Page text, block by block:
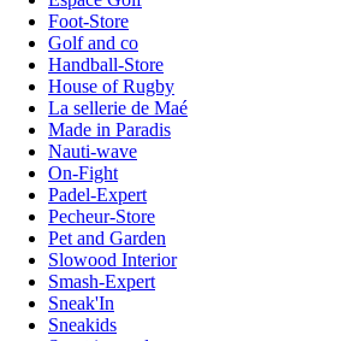
Foot-Store
Golf and co
Handball-Store
House of Rugby
La sellerie de Maé
Made in Paradis
Nauti-wave
On-Fight
Padel-Expert
Pecheur-Store
Pet and Garden
Slowood Interior
Smash-Expert
Sneak'In
Sneakids